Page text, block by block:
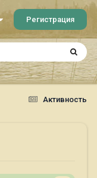
Регистрация
Активность